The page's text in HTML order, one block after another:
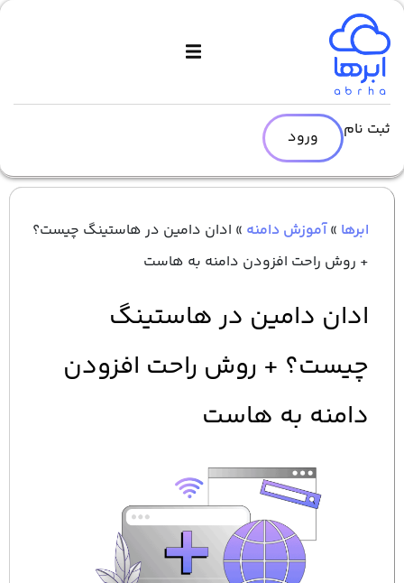
ثبت نام ورود
ابرها »آموزش دامنه » ادان دامین در هاستینگ چیست؟
+ روش راحت افزودن دامنه به هاست
ادان دامین در هاستینگ
چیست؟ + روش راحت افزودن
دامنه به هاست